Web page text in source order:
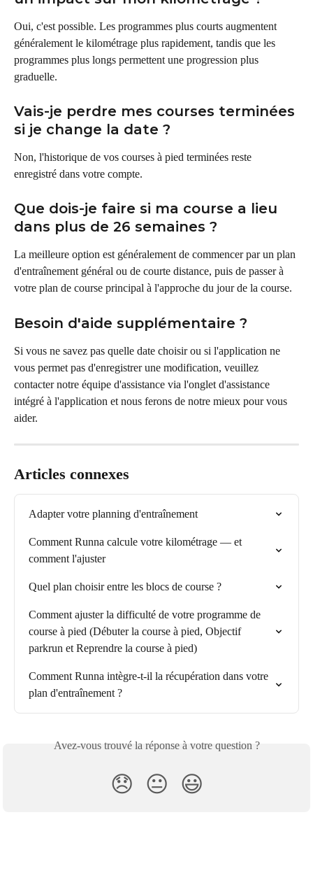
Oui, c'est possible. Les programmes plus courts augmentent
généralement le kilométrage plus rapidement, tandis que les
programmes plus longs permettent une progression plus
graduelle.
Vais-je perdre mes courses terminées
si je change la date ?
Non, l'historique de vos courses à pied terminées reste
enregistré dans votre compte.
Que dois-je faire si ma course a lieu
dans plus de 26 semaines ?
La meilleure option est généralement de commencer par un plan
d'entraînement général ou de courte distance, puis de passer à
votre plan de course principal à l'approche du jour de la course.
Besoin d'aide supplémentaire ?
Si vous ne savez pas quelle date choisir ou si l'application ne
vous permet pas d'enregistrer une modification, veuillez
contacter notre équipe d'assistance via l'onglet d'assistance
intégré à l'application et nous ferons de notre mieux pour vous
aider.
Articles connexes
Adapter votre planning d'entraînement
Comment Runna calcule votre kilométrage — et
comment l'ajuster
Quel plan choisir entre les blocs de course ?
Comment ajuster la difficulté de votre programme de
course à pied (Débuter la course à pied, Objectif
parkrun et Reprendre la course à pied)
Comment Runna intègre-t-il la récupération dans votre
plan d'entraînement ?
Avez-vous trouvé la réponse à votre question ?
😞 😐 😃